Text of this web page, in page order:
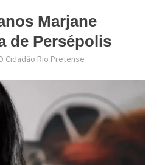
Marjane
de Persépolis
Cidadão Rio Pretense